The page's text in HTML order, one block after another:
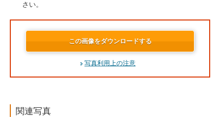
さい。
この画像をダウンロードする
写真利用上の注意
関連写真